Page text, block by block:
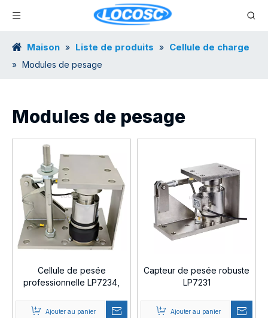
Maison » Liste de produits » Cellule de charge
» Modules de pesage
Modules de pesage
Cellule de pesée
professionnelle LP7234,
Ajouter au panier
Capteur de pesée robuste
LP7231
Ajouter au panier